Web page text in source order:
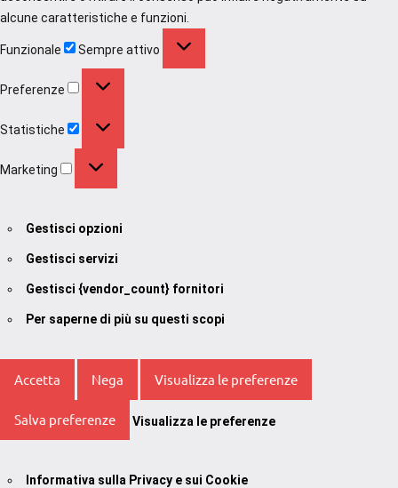
alcune caratteristiche e funzioni.
Funzionale Sempre attivo
Preferenze
Statistiche
Marketing
Gestisci opzioni
Gestisci servizi
Gestisci {vendor_count} fornitori
Per saperne di più su questi scopi
Accetta Nega Visualizza le preferenze
Salva preferenze Visualizza le preferenze
Informativa sulla Privacy e sui Cookie